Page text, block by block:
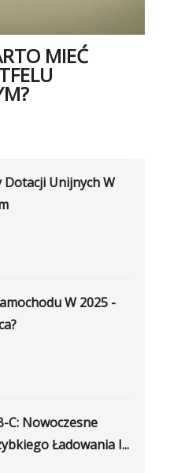
MIEĆ
Unijnych W
W 2025 -
C: Nowoczesne
Ładowania I...